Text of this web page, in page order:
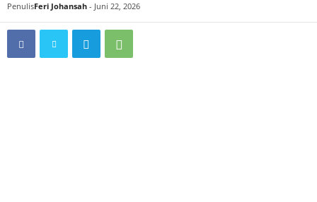
PenulisFeri Johansah - Juni 22, 2026